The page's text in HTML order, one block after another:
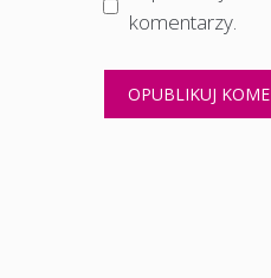
komentarzy.